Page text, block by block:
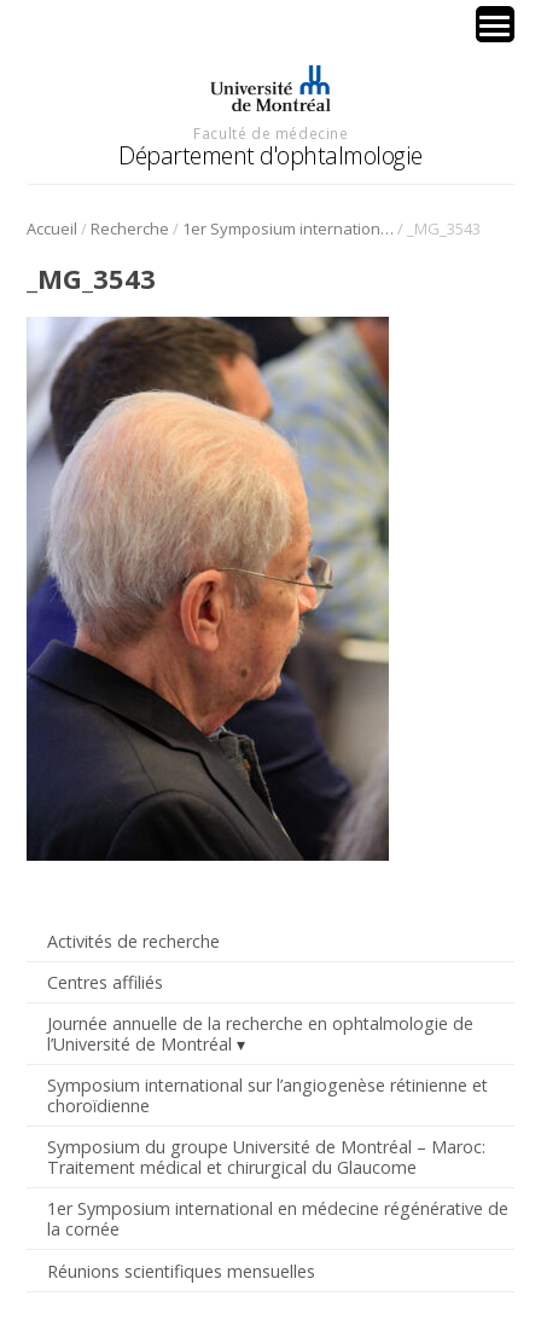
Faculté de médecine
Département d'ophtalmologie
Accueil / Recherche / 1er Symposium international en médecine régénérative de la cornée / _MG_3543
Activités de recherche
Centres affiliés
Journée annuelle de la recherche en ophtalmologie de
l’Université de Montréal
Symposium international sur l’angiogenèse rétinienne et
choroïdienne
Symposium du groupe Université de Montréal – Maroc:
Traitement médical et chirurgical du Glaucome
1er Symposium international en médecine régénérative de
la cornée
Réunions scientifiques mensuelles
_MG_3543